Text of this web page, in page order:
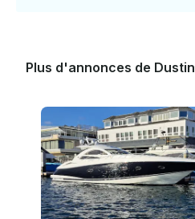
Plus d'annonces de Dustin